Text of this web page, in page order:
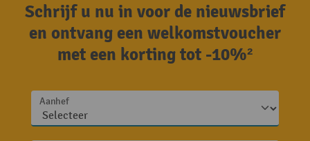
Schrijf u nu in voor de nieuwsbrief
en ontvang een welkomstvoucher
met een korting tot -10%²
Aanhef